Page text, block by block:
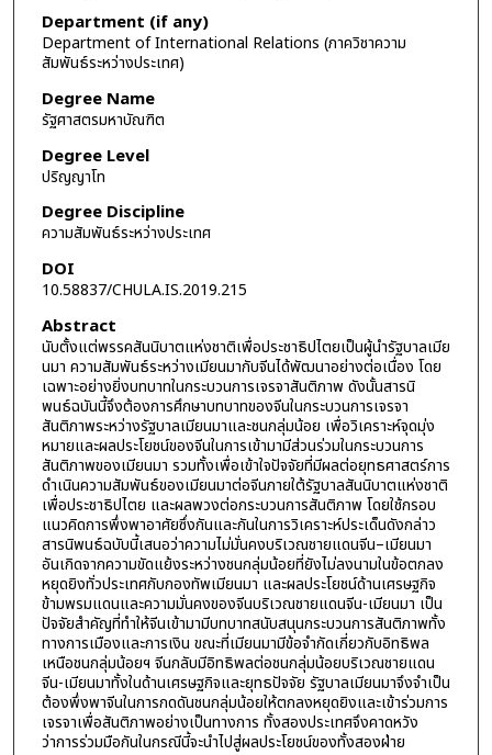
Department (if any)
Department of International Relations (ภาควิชาความ
สัมพันธ์ระหว่างประเทศ)
Degree Name
รัฐศาสตรมหาบัณฑิต
Degree Level
ปริญญาโท
Degree Discipline
ความสัมพันธ์ระหว่างประเทศ
DOI
10.58837/CHULA.IS.2019.215
Abstract
นับตั้งแต่พรรคสันนิบาตแห่งชาติเพื่อประชาธิปไตยเป็นผู้นำรัฐบาลเมีย
นมา ความสัมพันธ์ระหว่างเมียนมากับจีนได้พัฒนาอย่างต่อเนื่อง โดย
เฉพาะอย่างยิ่งบทบาทในกระบวนการเจรจาสันติภาพ ดังนั้นสารนิ
พนธ์ฉบันนี้จึงต้องการศึกษาบทบาทของจีนในกระบวนการเจรจา
สันติภาพระหว่างรัฐบาลเมียนมาและชนกลุ่มน้อย เพื่อวิเคราะห์จุดมุ่ง
หมายและผลประโยชน์ของจีนในการเข้ามามีส่วนร่วมในกระบวนการ
สันติภาพของเมียนมา รวมทั้งเพื่อเข้าใจปัจจัยที่มีผลต่อยุทธศาสตร์การ
ดำเนินความสัมพันธ์ของเมียนมาต่อจีนภายใต้รัฐบาลสันนิบาตแห่งชาติ
เพื่อประชาธิปไตย และผลพวงต่อกระบวนการสันติภาพ โดยใช้กรอบ
แนวคิดการพึ่งพาอาศัยซึ่งกันและกันในการวิเคราะห์ประเด็นดังกล่าว
สารนิพนธ์ฉบับนี้เสนอว่าความไม่มั่นคงบริเวณชายแดนจีน–เมียนมา
อันเกิดจากความขัดแย้งระหว่างชนกลุ่มน้อยที่ยังไม่ลงนามในข้อตกลง
หยุดยิงทั่วประเทศกับกองทัพเมียนมา และผลประโยชน์ด้านเศรษฐกิจ
ข้ามพรมแดนและความมั่นคงของจีนบริเวณชายแดนจีน-เมียนมา เป็น
ปัจจัยสำคัญที่ทำให้จีนเข้ามามีบทบาทสนับสนุนกระบวนการสันติภาพทั้ง
ทางการเมืองและการเงิน ขณะที่เมียนมามีข้อจำกัดเกี่ยวกับอิทธิพล
เหนือชนกลุ่มน้อยฯ จีนกลับมีอิทธิพลต่อชนกลุ่มน้อยบริเวณชายแดน
จีน-เมียนมาทั้งในด้านเศรษฐกิจและยุทธปัจจัย รัฐบาลเมียนมาจึงจำเป็น
ต้องพึ่งพาจีนในการกดดันชนกลุ่มน้อยให้ตกลงหยุดยิงและเข้าร่วมการ
เจรจาเพื่อสันติภาพอย่างเป็นทางการ ทั้งสองประเทศจึงคาดหวัง
ว่าการร่วมมือกันในกรณีนี้จะนำไปสู่ผลประโยชน์ของทั้งสองฝ่าย